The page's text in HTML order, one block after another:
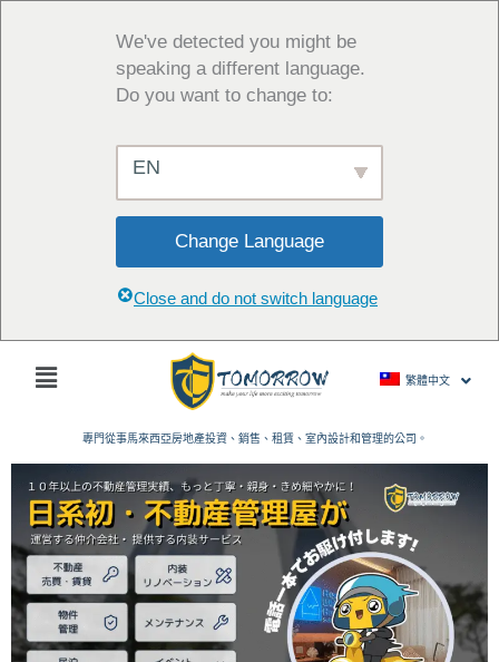
We've detected you might be
speaking a different language.
Do you want to change to:
EN
Change Language
Close and do not switch language
主
繁體中文
專門從事馬來西亞房地產投資、銷售、租賃、室內設計和管理的公司。